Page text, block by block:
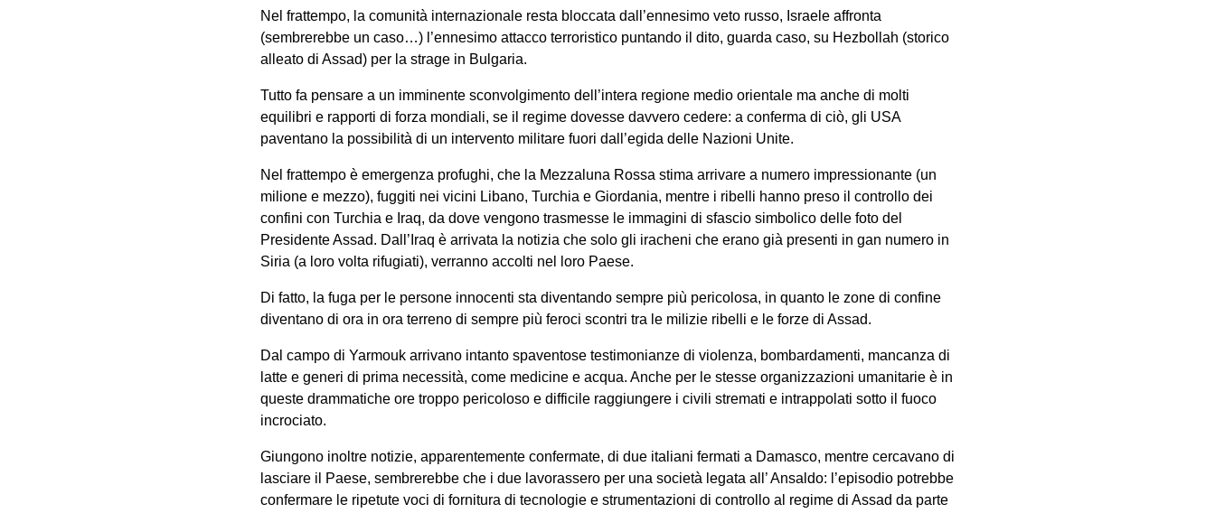
Nel frattempo, la comunità internazionale resta bloccata dall’ennesimo veto russo, Israele affronta
(sembrerebbe un caso…) l’ennesimo attacco terroristico puntando il dito, guarda caso, su Hezbollah (storico
alleato di Assad) per la strage in Bulgaria.
Tutto fa pensare a un imminente sconvolgimento dell’intera regione medio orientale ma anche di molti
equilibri e rapporti di forza mondiali, se il regime dovesse davvero cedere: a conferma di ciò, gli USA
paventano la possibilità di un intervento militare fuori dall’egida delle Nazioni Unite.
Nel frattempo è emergenza profughi, che la Mezzaluna Rossa stima arrivare a numero impressionante (un
milione e mezzo), fuggiti nei vicini Libano, Turchia e Giordania, mentre i ribelli hanno preso il controllo dei
confini con Turchia e Iraq, da dove vengono trasmesse le immagini di sfascio simbolico delle foto del
Presidente Assad. Dall’Iraq è arrivata la notizia che solo gli iracheni che erano già presenti in gan numero in
Siria (a loro volta rifugiati), verranno accolti nel loro Paese.
Di fatto, la fuga per le persone innocenti sta diventando sempre più pericolosa, in quanto le zone di confine
diventano di ora in ora terreno di sempre più feroci scontri tra le milizie ribelli e le forze di Assad.
Dal campo di Yarmouk arrivano intanto spaventose testimonianze di violenza, bombardamenti, mancanza di
latte e generi di prima necessità, come medicine e acqua. Anche per le stesse organizzazioni umanitarie è in
queste drammatiche ore troppo pericoloso e difficile raggiungere i civili stremati e intrappolati sotto il fuoco
incrociato.
Giungono inoltre notizie, apparentemente confermate, di due italiani fermati a Damasco, mentre cercavano di
lasciare il Paese, sembrerebbe che i due lavorassero per una società legata all’ Ansaldo: l’episodio potrebbe
confermare le ripetute voci di fornitura di tecnologie e strumentazioni di controllo al regime di Assad da parte